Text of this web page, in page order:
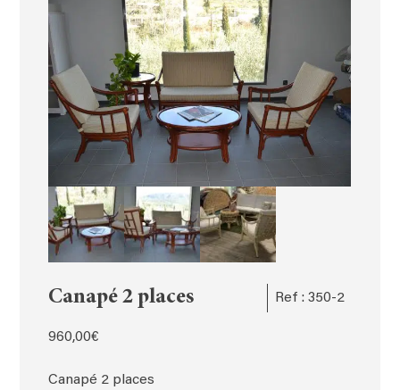
Canapé 2 places Ref : 350-2
960,00€
Canapé 2 places